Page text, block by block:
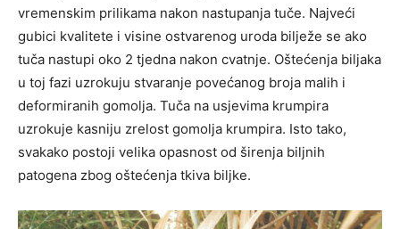
vremenskim prilikama nakon nastupanja tuče. Najveći
gubici kvalitete i visine ostvarenog uroda bilježe se ako
tuča nastupi oko 2 tjedna nakon cvatnje. Oštećenja biljaka
u toj fazi uzrokuju stvaranje povećanog broja malih i
deformiranih gomolja. Tuča na usjevima krumpira
uzrokuje kasniju zrelost gomolja krumpira. Isto tako,
svakako postoji velika opasnost od širenja biljnih
patogena zbog oštećenja tkiva biljke.